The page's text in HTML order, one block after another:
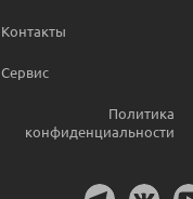
Контакты
Сервис
Политика
конфиденциальности